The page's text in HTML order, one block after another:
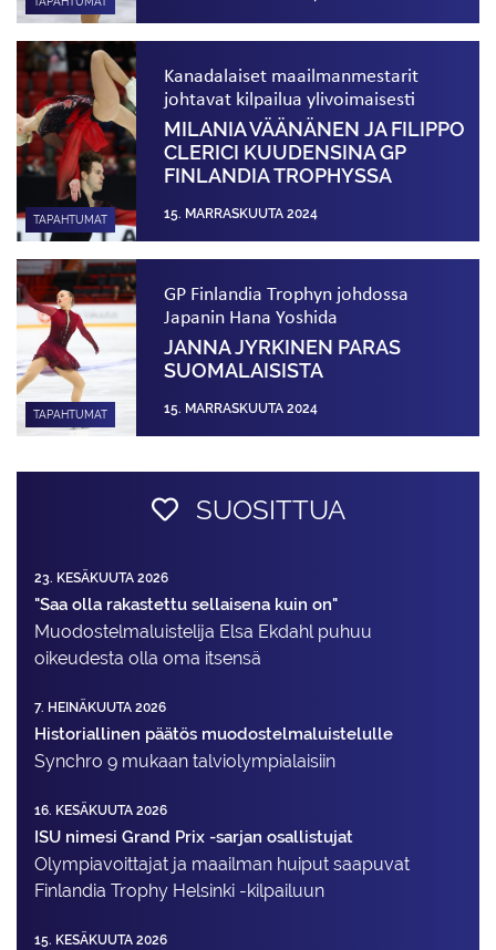
TAPAHTUMAT
Kanadalaiset maailmanmestarit
johtavat kilpailua ylivoimaisesti
MILANIA VÄÄNÄNEN JA FILIPPO
CLERICI KUUDENSINA GP
FINLANDIA TROPHYSSA
15. MARRASKUUTA 2024
TAPAHTUMAT
GP Finlandia Trophyn johdossa
Japanin Hana Yoshida
JANNA JYRKINEN PARAS
SUOMALAISISTA
15. MARRASKUUTA 2024
SUOSITTUA
23. KESÄKUUTA 2026
"Saa olla rakastettu sellaisena kuin on"
Muodostelma­luistelija Elsa Ekdahl puhuu
oikeudesta olla oma itsensä
7. HEINÄKUUTA 2026
Historiallinen päätös muodostelmaluistelulle
Synchro 9 mukaan talviolympialaisiin
16. KESÄKUUTA 2026
ISU nimesi Grand Prix -sarjan osallistujat
Olympiavoittajat ja maailman huiput saapuvat
Finlandia Trophy Helsinki -kilpailuun
15. KESÄKUUTA 2026